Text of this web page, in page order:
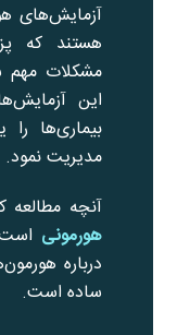
آزمایش‌های
هستند که
مشکلات مهم
این
بیماری‌ها را
مدیریت نمود.
آنچه
هورمونی
درباره
ساده است.